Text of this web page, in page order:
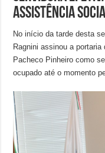
Assistência
No início da tarde desta
Ragnini assinou a
Pacheco Pinheiro como
ocupado até o momento